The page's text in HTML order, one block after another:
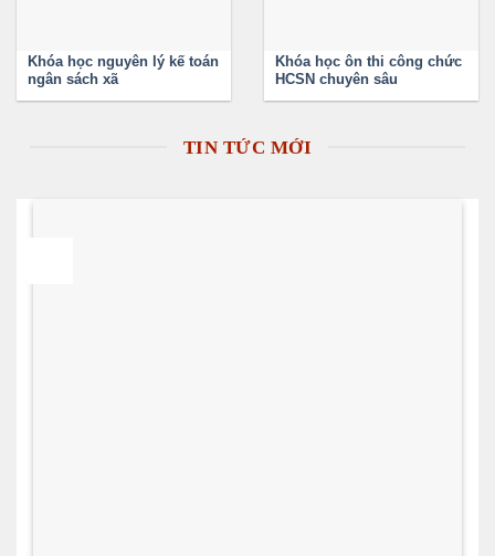
Khóa học nguyên lý kế toán
ngân sách xã
Khóa học ôn thi công chức
HCSN chuyên sâu
TIN TỨC MỚI